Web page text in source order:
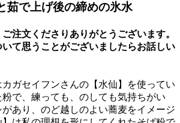
茹で上げ後の締めの氷水
注文くださりありがとうございます。
て思うことがございましたらお話しい
ガセイフンさんの【水仙】を使ってい
で、練っても、のしても気持ちがい
あり、のど越しのよい蕎麦をイメージ